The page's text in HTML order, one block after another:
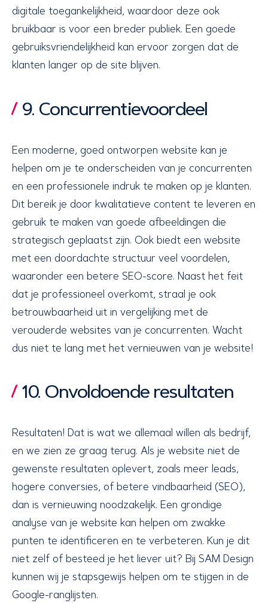
digitale toegankelijkheid, waardoor deze ook
bruikbaar is voor een breder publiek. Een goede
gebruiksvriendelijkheid kan ervoor zorgen dat de
klanten langer op de site blijven.
9. Concurrentievoordeel
Een moderne, goed ontworpen website kan je
helpen om je te onderscheiden van je concurrenten
en een professionele indruk te maken op je klanten.
Dit bereik je door kwalitatieve content te leveren en
gebruik te maken van goede afbeeldingen die
strategisch geplaatst zijn. Ook biedt een website
met een doordachte structuur veel voordelen,
waaronder een betere SEO-score. Naast het feit
dat je professioneel overkomt, straal je ook
betrouwbaarheid uit in vergelijking met de
verouderde websites van je concurrenten. Wacht
dus niet te lang met het vernieuwen van je website!
10. Onvoldoende resultaten
Resultaten! Dat is wat we allemaal willen als bedrijf,
en we zien ze graag terug. Als je website niet de
gewenste resultaten oplevert, zoals meer leads,
hogere conversies, of betere vindbaarheid (SEO),
dan is vernieuwing noodzakelijk. Een grondige
analyse van je website kan helpen om zwakke
punten te identificeren en te verbeteren. Kun je dit
niet zelf of besteed je het liever uit? Bij SAM Design
kunnen wij je stapsgewijs helpen om te stijgen in de
Google-ranglijsten.